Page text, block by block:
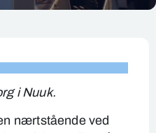
i Nuuk.
nærtstående ved